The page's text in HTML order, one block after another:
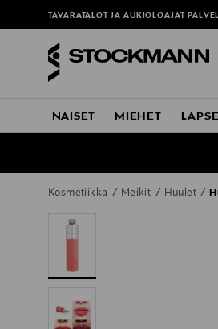
TAVARATALOT JA AUKIOLOAJAT
NAISET MIEHET
Kosmetiikka Meikit Huulet